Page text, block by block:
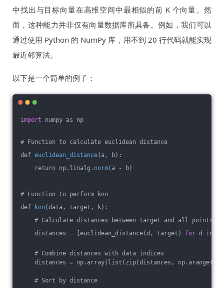
中找出与目标向量在高维空间中最相似的前 K 个向量。然
而，这种能力并非仅有向量数据库所具备。例如，我们可以
通过使用 Python 的 NumPy 库，用不到 20 行代码就能实现
最近邻算法。
以下是一个简单的例子：
import numpy as np
# Function to calculate euclidean distance
def euclidean_distance(a, b) :
return np.linalg. norm(a - b)
# Function to perform knn
def
knn(data, target, k) :
# Calculate distances between target and all points in
distances = [euclidean_distance(d, target) for d in
# Combine distances with data indices
distances = np.array(list(zip(distances,
# Sort by distance